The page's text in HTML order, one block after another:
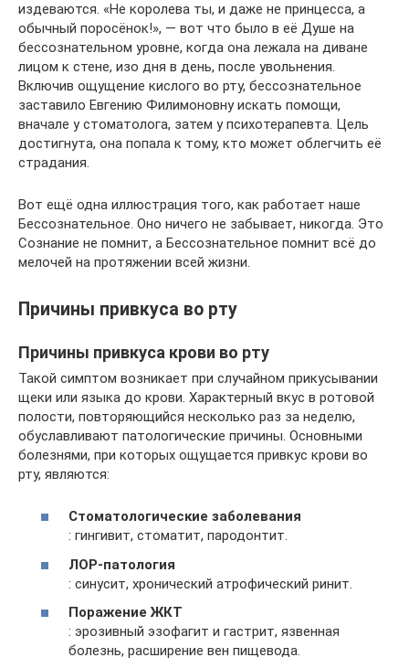
издеваются. «Не королева ты, и даже не принцесса, а
обычный поросёнок!», — вот что было в её Душе на
бессознательном уровне, когда она лежала на диване
лицом к стене, изо дня в день, после увольнения.
Включив ощущение кислого во рту, бессознательное
заставило Евгению Филимоновну искать помощи,
вначале у стоматолога, затем у психотерапевта. Цель
достигнута, она попала к тому, кто может облегчить её
страдания.
Вот ещё одна иллюстрация того, как работает наше
Бессознательное. Оно ничего не забывает, никогда. Это
Сознание не помнит, а Бессознательное помнит всё до
мелочей на протяжении всей жизни.
Причины привкуса во рту
Причины привкуса крови во рту
Такой симптом возникает при случайном прикусывании
щеки или языка до крови. Характерный вкус в ротовой
полости, повторяющийся несколько раз за неделю,
обуславливают патологические причины. Основными
болезнями, при которых ощущается привкус крови во
рту, являются:
Стоматологические заболевания
: гингивит, стоматит, пародонтит.
ЛОР-патология
: синусит, хронический атрофический ринит.
Поражение ЖКТ
: эрозивный эзофагит и гастрит, язвенная
болезнь, расширение вен пищевода.